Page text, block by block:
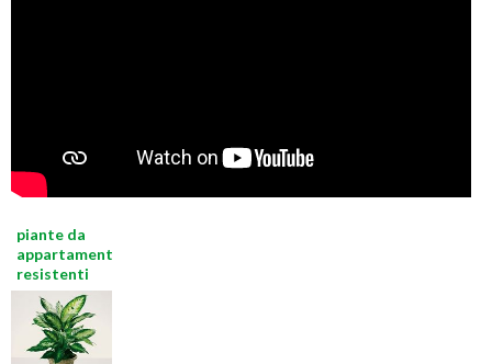
piante da
appartamento
resistenti